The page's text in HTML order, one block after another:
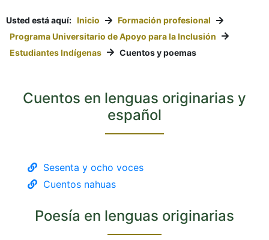
Usted está aquí: Inicio
Formación profesional
Programa Universitario de Apoyo para la Inclusión
Estudiantes Indígenas
Cuentos y poemas
Cuentos en lenguas originarias y
español
Sesenta y ocho voces
Cuentos nahuas
Poesía en lenguas originarias